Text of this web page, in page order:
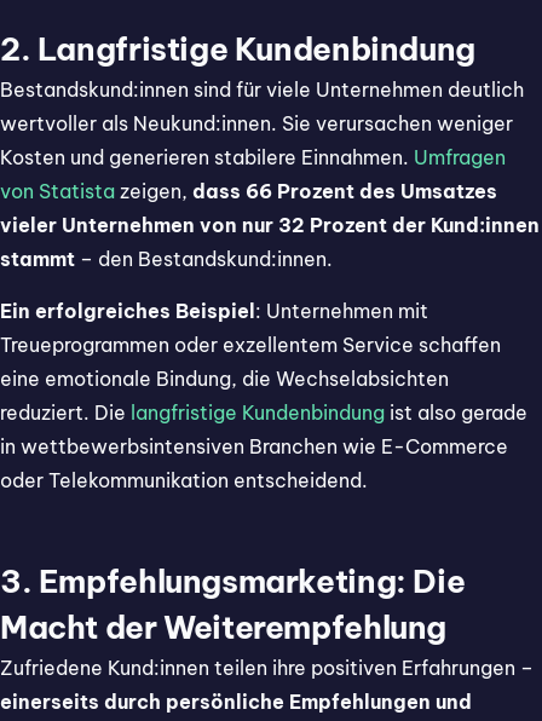
2. Langfristige Kundenbindung
Bestandskund:innen sind für viele Unternehmen deutlich
wertvoller als Neukund:innen. Sie verursachen weniger
Kosten und generieren stabilere Einnahmen. Umfragen
von Statista zeigen, dass 66 Prozent des Umsatzes
vieler Unternehmen von nur 32 Prozent der Kund:innen
stammt – den Bestandskund:innen.
Ein erfolgreiches Beispiel: Unternehmen mit
Treueprogrammen oder exzellentem Service schaffen
eine emotionale Bindung, die Wechselabsichten
reduziert. Die langfristige Kundenbindung ist also gerade
in wettbewerbsintensiven Branchen wie E-Commerce
oder Telekommunikation entscheidend.
3. Empfehlungsmarketing: Die
Macht der Weiterempfehlung
Zufriedene Kund:innen teilen ihre positiven Erfahrungen –
einerseits durch persönliche Empfehlungen und